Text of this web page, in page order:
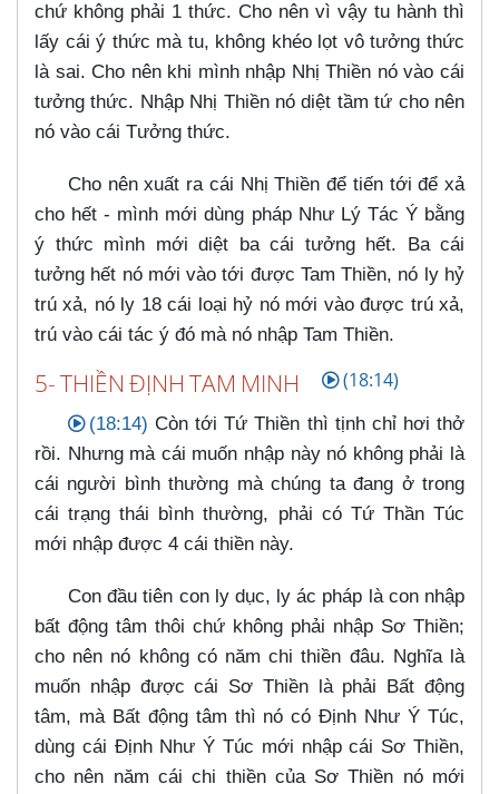
chứ không phải 1 thức. Cho nên vì vậy tu hành thì
lấy cái ý thức mà tu, không khéo lọt vô tưởng thức
là sai. Cho nên khi mình nhập Nhị Thiền nó vào cái
tưởng thức. Nhập Nhị Thiền nó diệt tầm tứ cho nên
nó vào cái Tưởng thức.
Cho nên xuất ra cái Nhị Thiền để tiến tới để xả
cho hết - mình mới dùng pháp Như Lý Tác Ý bằng
ý thức mình mới diệt ba cái tưởng hết. Ba cái
tưởng hết nó mới vào tới được Tam Thiền, nó ly hỷ
trú xả, nó ly 18 cái loại hỷ nó mới vào được trú xả,
trú vào cái tác ý đó mà nó nhập Tam Thiền.
5- THIỀN ĐỊNH TAM MINH (18:14)
(18:14) Còn tới Tứ Thiền thì tịnh chỉ hơi thở
rồi. Nhưng mà cái muốn nhập này nó không phải là
cái người bình thường mà chúng ta đang ở trong
cái trạng thái bình thường, phải có Tứ Thần Túc
mới nhập được 4 cái thiền này.
Con đầu tiên con ly dục, ly ác pháp là con nhập
bất động tâm thôi chứ không phải nhập Sơ Thiền;
cho nên nó không có năm chi thiền đâu. Nghĩa là
muốn nhập được cái Sơ Thiền là phải Bất động
tâm, mà Bất động tâm thì nó có Định Như Ý Túc,
dùng cái Định Như Ý Túc mới nhập cái Sơ Thiền,
cho nên năm cái chi thiền của Sơ Thiền nó mới